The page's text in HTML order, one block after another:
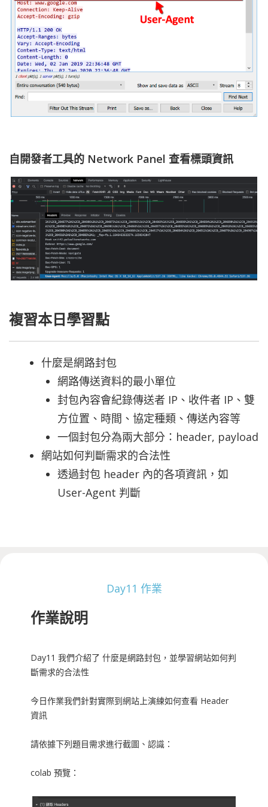
自開發者工具的 Network Panel 查看標頭資訊
複習本日學習點
什麼是網路封包
網路傳送資料的最小單位
封包內容會紀錄傳送者 IP、收件者 IP、雙
方位置、時間、協定種類、傳送內容等
一個封包分為兩大部分：header, payload
網站如何判斷需求的合法性
透過封包 header 內的各項資訊，如
User-Agent 判斷
Day11 作業
作業說明
Day11 我們介紹了 什麼是網路封包，並學習網站如何判
斷需求的合法性
今日作業我們針對實際到網站上演練如何查看 Header
資訊
請依據下列題目需求進行截圖、認識：
colab 預覽：